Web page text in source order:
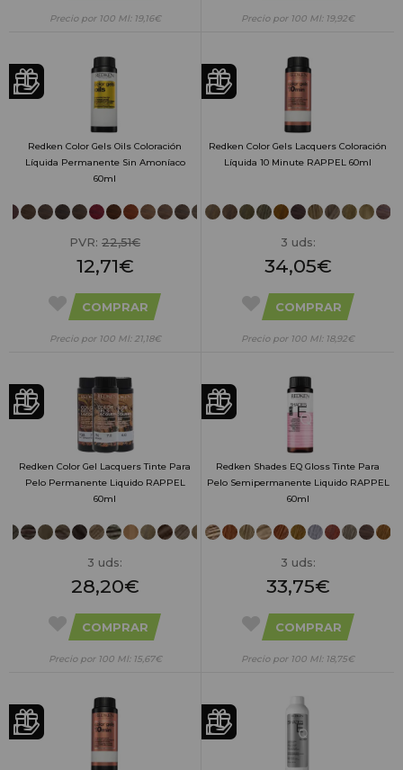
Precio por 100 Ml: 19,16€ Precio por 100 Ml: 19,92€
Redken Color Gels Oils Coloración
Líquida Permanente Sin Amoníaco
60ml
PVR: 22,51€
12,71€
COMPRAR
Precio por 100 Ml: 21,18€
Redken Color Gels Lacquers Coloración
Líquida 10 Minute RAPPEL 60ml
3 uds:
34,05€
COMPRAR
Precio por 100 Ml: 18,92€
Redken Color Gel Lacquers Tinte Para
Pelo Permanente Liquido RAPPEL
60ml
3 uds:
28,20€
COMPRAR
Precio por 100 Ml: 15,67€
Redken Shades EQ Gloss Tinte Para
Pelo Semipermanente Liquido RAPPEL
60ml
3 uds:
33,75€
COMPRAR
Precio por 100 Ml: 18,75€